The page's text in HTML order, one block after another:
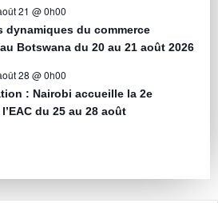
21 @ 0h00
dynamiques du commerce
Botswana du 20 au 21 août 2026
28 @ 0h00
: Nairobi accueille la 2e
du 25 au 28 août